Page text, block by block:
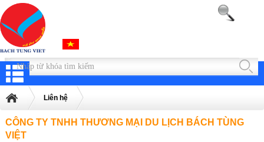
Liên hệ
CÔNG TY TNHH THƯƠNG MẠI DU LỊCH BÁCH TÙNG
VIỆT